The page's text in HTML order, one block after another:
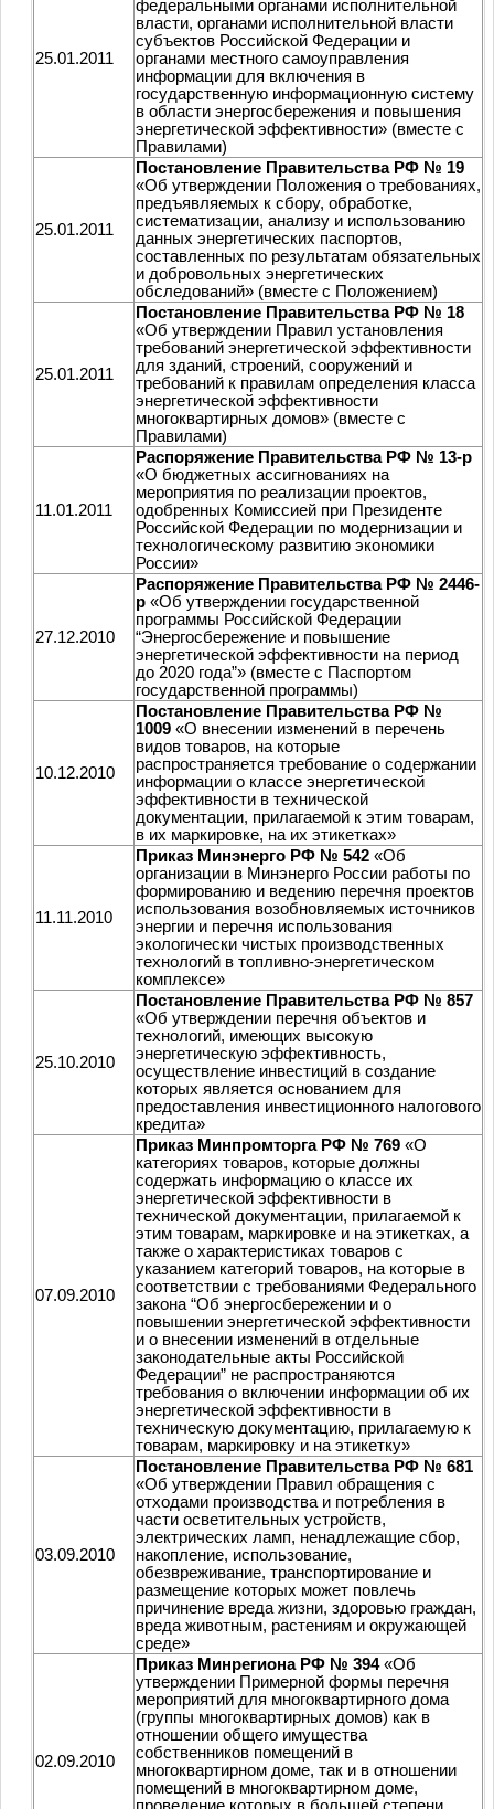
25.01.2011
федеральными органами исполнительной
власти, органами исполнительной власти
субъектов Российской Федерации и
органами местного самоуправления
информации для включения в
государственную информационную систему
в области энергосбережения и повышения
энергетической эффективности» (вместе с
Правилами)
25.01.2011
Постановление Правительства РФ № 19
«Об утверждении Положения о требованиях,
предъявляемых к сбору, обработке,
систематизации, анализу и использованию
данных энергетических паспортов,
составленных по результатам обязательных
и добровольных энергетических
обследований» (вместе с Положением)
25.01.2011
Постановление Правительства РФ № 18
«Об утверждении Правил установления
требований энергетической эффективности
для зданий, строений, сооружений и
требований к правилам определения класса
энергетической эффективности
многоквартирных домов» (вместе с
Правилами)
11.01.2011
Распоряжение Правительства РФ № 13-р
«О бюджетных ассигнованиях на
мероприятия по реализации проектов,
одобренных Комиссией при Президенте
Российской Федерации по модернизации и
технологическому развитию экономики
России»
27.12.2010
Распоряжение Правительства РФ № 2446-
р «Об утверждении государственной
программы Российской Федерации
“Энергосбережение и повышение
энергетической эффективности на период
до 2020 года”» (вместе с Паспортом
государственной программы)
10.12.2010
Постановление Правительства РФ №
1009 «О внесении изменений в перечень
видов товаров, на которые
распространяется требование о содержании
информации о классе энергетической
эффективности в технической
документации, прилагаемой к этим товарам,
в их маркировке, на их этикетках»
11.11.2010
Приказ Минэнерго РФ № 542 «Об
организации в Минэнерго России работы по
формированию и ведению перечня проектов
использования возобновляемых источников
энергии и перечня использования
экологически чистых производственных
технологий в топливно-энергетическом
комплексе»
25.10.2010
Постановление Правительства РФ № 857
«Об утверждении перечня объектов и
технологий, имеющих высокую
энергетическую эффективность,
осуществление инвестиций в создание
которых является основанием для
предоставления инвестиционного налогового
кредита»
07.09.2010
Приказ Минпромторга РФ № 769 «О
категориях товаров, которые должны
содержать информацию о классе их
энергетической эффективности в
технической документации, прилагаемой к
этим товарам, маркировке и на этикетках, а
также о характеристиках товаров с
указанием категорий товаров, на которые в
соответствии с требованиями Федерального
закона “Об энергосбережении и о
повышении энергетической эффективности
и о внесении изменений в отдельные
законодательные акты Российской
Федерации” не распространяются
требования о включении информации об их
энергетической эффективности в
техническую документацию, прилагаемую к
товарам, маркировку и на этикетку»
03.09.2010
Постановление Правительства РФ № 681
«Об утверждении Правил обращения с
отходами производства и потребления в
части осветительных устройств,
электрических ламп, ненадлежащие сбор,
накопление, использование,
обезвреживание, транспортирование и
размещение которых может повлечь
причинение вреда жизни, здоровью граждан,
вреда животным, растениям и окружающей
среде»
02.09.2010
Приказ Минрегиона РФ № 394«Об
утверждении Примерной формы перечня
мероприятий для многоквартирного дома
(группы многоквартирных домов) как в
отношении общего имущества
собственников помещений в
многоквартирном доме, так и в отношении
помещений в многоквартирном доме,